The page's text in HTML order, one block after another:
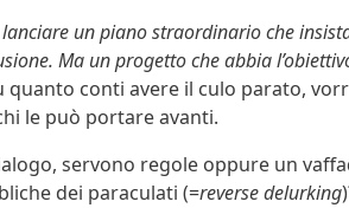
un piano straordinario che
Ma un progetto che abbia
conti avere il culo parato,
le può portare avanti.
servono regole oppure un
dei paraculati (=reverse delurking